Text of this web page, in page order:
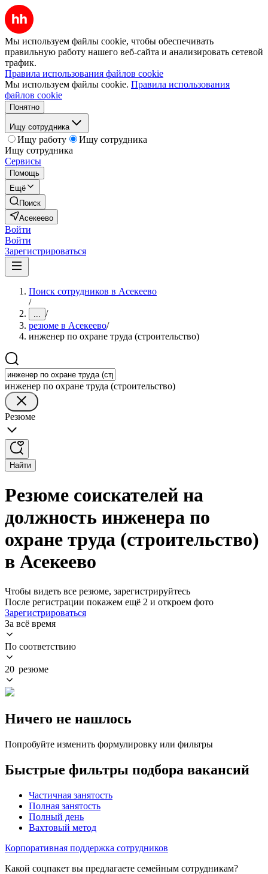
Мы используем файлы cookie, чтобы обеспечивать
правильную работу нашего веб-сайта и анализировать сетевой
трафик.
Правила использования файлов cookie
Мы используем файлы cookie. Правила использования
файлов cookie
Понятно
Ищу сотрудника
Ищу работу
Ищу сотрудника
Ищу сотрудника
Сервисы
Помощь
Ещё
Поиск
Асекеево
Войти
Войти
Зарегистрироваться
Поиск сотрудников в Асекеево
/
... /
резюме в Асекеево/
инженер по охране труда (строительство)
инженер по охране труда (строительство)
Резюме
Найти
Резюме соискателей на
должность инженера по
охране труда (строительство)
в Асекеево
Чтобы видеть все резюме, зарегистрируйтесь
После регистрации покажем ещё 2 и откроем фото
Зарегистрироваться
За всё время
По соответствию
20 резюме
Ничего не нашлось
Попробуйте изменить формулировку или фильтры
Быстрые фильтры подбора вакансий
Частичная занятость
Полная занятость
Полный день
Вахтовый метод
Корпоративная поддержка сотрудников
Какой соцпакет вы предлагаете семейным сотрудникам?